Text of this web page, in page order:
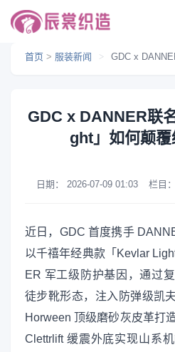
首页 > 服装新闻 > GDC x DANNER联名
GDC x DANNER联
ght」如何颠覆
日期： 2026-07-09 01:03 栏目：
近日，GDC 首度携手
以千禧年经典款「Kevlar
ER 军工级防护基因，通过
徒步靴形态，注入防弹级凯
Horween 顶级磨砂灰皮革打
Clettrlift 缓震外底实现山系